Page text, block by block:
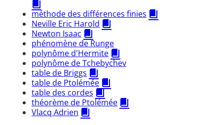
méthode des différences finies
Neville Eric Harold
Newton Isaac
phénomène de Runge
polynôme d'Hermite
polynôme de Tchebychev
table de Briggs
table de Ptolémée
table des cordes
théorème de Ptolémée
Vlacq Adrien